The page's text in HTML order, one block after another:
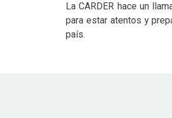
La CARDER hace un
para estar atentos y
país.